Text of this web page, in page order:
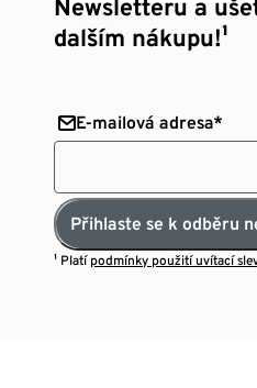
Newsletteru a
dalším nákupu!¹
E-mailová adresa*
Přihlaste se k odběru
¹ Platí podmínky použití uvítací